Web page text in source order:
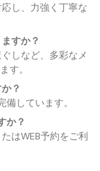
し、力強く丁寧な
すか？
しなど、多彩なメ
す。
？
しています。
か？
はWEB予約をご利